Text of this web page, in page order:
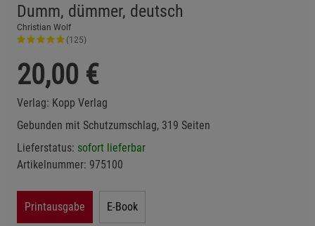
Dumm, dümmer, deutsch
Christian Wolf
(125)
20,00 €
Verlag: Kopp Verlag
Gebunden mit Schutzumschlag, 319 Seiten
Lieferstatus: sofort lieferbar
Artikelnummer: 975100
Printausgabe E-Book